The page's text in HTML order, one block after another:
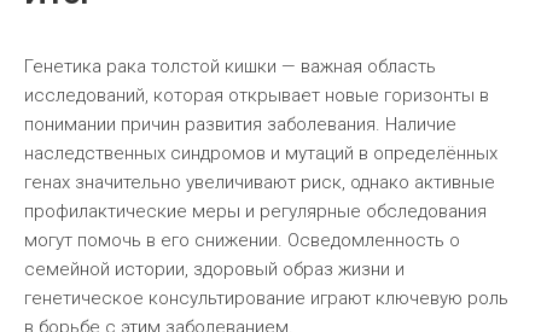
Генетика рака толстой кишки — важная область
исследований, которая открывает новые горизонты в
понимании причин развития заболевания. Наличие
наследственных синдромов и мутаций в определённых
генах значительно увеличивают риск, однако активные
профилактические меры и регулярные обследования
могут помочь в его снижении. Осведомленность о
семейной истории, здоровый образ жизни и
генетическое консультирование играют ключевую роль
в борьбе с этим заболеванием.